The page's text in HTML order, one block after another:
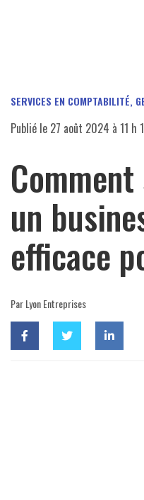
SERVICES EN COMPTABILITÉ,
Publié le 27 août 2024 à 11 h
un
efficace
Par Lyon Entreprises